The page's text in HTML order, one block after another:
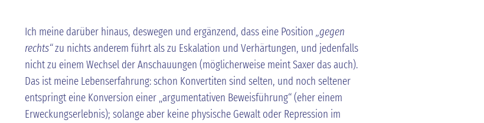
Ich meine darüber hinaus, deswegen und ergänzend, dass eine Position „gegen
rechts“zu nichts anderem führt als zu Eskalation und Verhärtungen, und jedenfalls
nicht zu einem Wechsel der Anschauungen (möglicherweise meint Saxer das auch).
Das ist meine Lebenserfahrung: schon Konvertiten sind selten, und noch seltener
entspringt eine Konversion einer „argumentativen Beweisführung“ (eher einem
Erweckungserlebnis); solange aber keine physische Gewalt oder Repression im